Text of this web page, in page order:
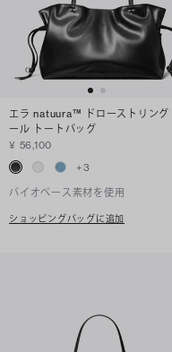
エラ natuura™ ドローストリング
ール トートバッグ
¥ 56,100
+3
バイオベース素材を使用
ショッピングバッグに追加